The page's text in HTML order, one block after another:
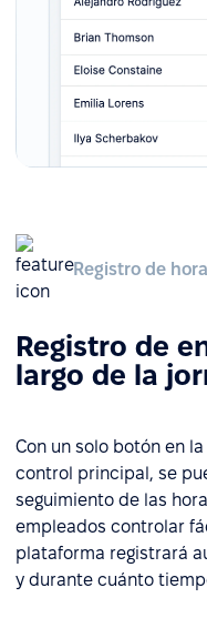
Registro de
Registro de
largo de la
Con un solo botón en
control principal, se
seguimiento de las
empleados controlar
plataforma registrará
y durante cuánto